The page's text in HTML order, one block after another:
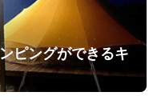
ピングができるキ